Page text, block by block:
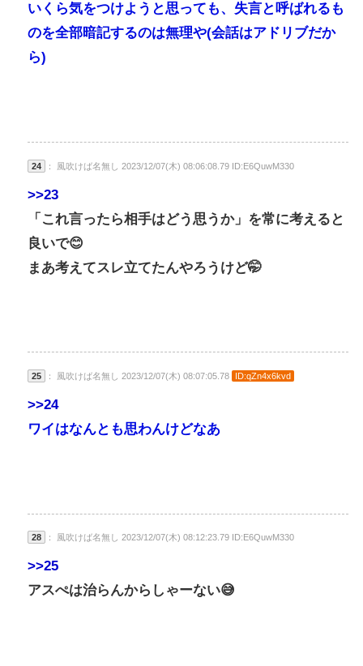
いくら気をつけようと思っても、失言と呼ばれるも
のを全部暗記するのは無理や(会話はアドリブだか
ら)
24 ： 風吹けば名無し 2023/12/07(木) 08:06:08.79 ID:E6QuwM330
>>23
「これ言ったら相手はどう思うか」を常に考えると
良いで😊
まあ考えてスレ立てたんやろうけど🤭
25 ： 風吹けば名無し 2023/12/07(木) 08:07:05.78 ID:qZn4x6kvd
>>24
ワイはなんとも思わんけどなあ
28 ： 風吹けば名無し 2023/12/07(木) 08:12:23.79 ID:E6QuwM330
>>25
アスぺは治らんからしゃーない😅